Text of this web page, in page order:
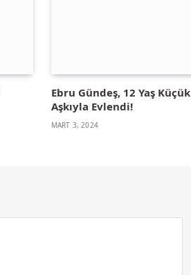
Ebru Gündeş, 12 Yaş Küçük
Aşkıyla Evlendi!
MART 3, 2024